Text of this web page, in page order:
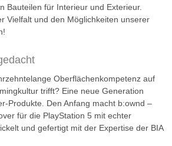
Bauteilen für Interieur und Exterieur.
Vielfalt und den Möglichkeiten unserer
Oberflächenkompetenz auf
trifft? Eine neue Generation
Produkte. Den Anfang macht b:ownd –
für die PlayStation 5 mit echter
und gefertigt mit der Expertise der BIA